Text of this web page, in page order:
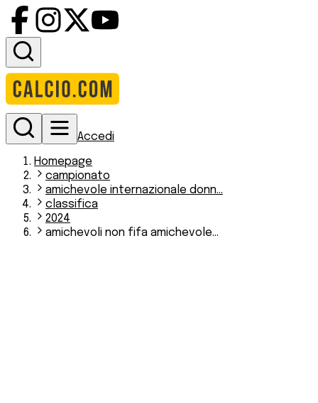
Accedi
Homepage
campionato
amichevole internazionale donn...
classifica
2024
amichevoli non fifa amichevole...